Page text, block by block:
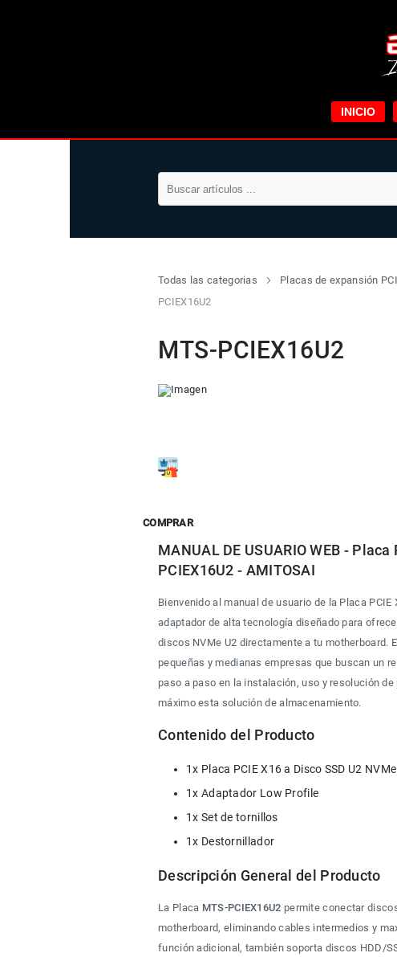
INICIO
Todas las categorias Placas de expansión
PCIEX16U2
MTS-PCIEX16U2
COMPRAR
MANUAL DE USUARIO WEB -
PCIEX16U2 - AMITOSAI
Bienvenido al manual de usuario de la Placa PCIE
adaptador de alta tecnología diseñado para
discos NVMe U2 directamente a tu motherboard.
pequeñas y medianas empresas que buscan un
paso a paso en la instalación, uso y resolución
máximo esta solución de almacenamiento.
Contenido del Producto
1x Placa PCIE X16 a Disco SSD U2
1x Adaptador Low Profile
1x Set de tornillos
1x Destornillador
Descripción General del Producto
La Placa MTS-PCIEX16U2 permite conectar
motherboard, eliminando cables intermedios y
función adicional, también soporta discos HDD/